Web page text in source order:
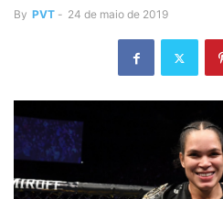
By PVT - 24 de maio de 2019